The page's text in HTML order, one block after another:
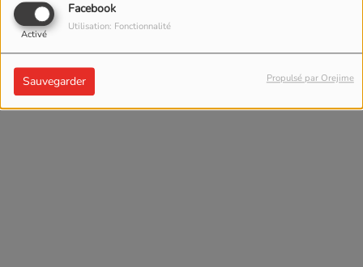
Facebook
Activé
Utilisation: Fonctionnalité
Sauvegarder Propulsé par Orejime